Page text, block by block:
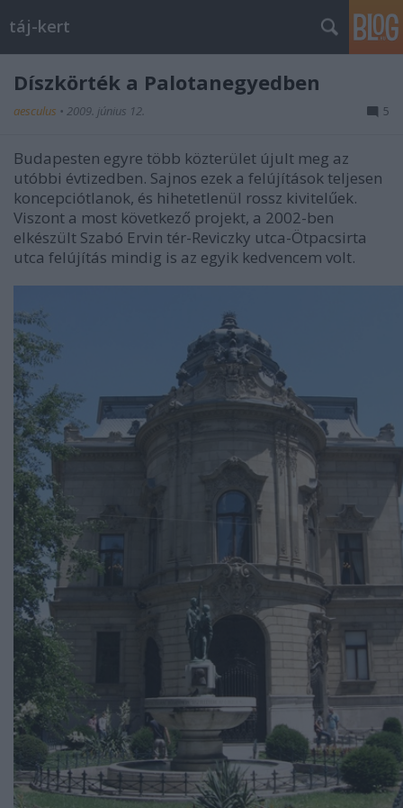
táj-kert
Díszkörték a Palotanegyedben
aesculus • 2009. június 12. 5
Budapesten egyre több közterület újult meg az
utóbbi évtizedben. Sajnos ezek a felújítások teljesen
koncepciótlanok, és hihetetlenül rossz kivitelűek.
Viszont a most következő projekt, a 2002-ben
elkészült Szabó Ervin tér-Reviczky utca-Ötpacsirta
utca felújítás mindig is az egyik kedvencem volt.